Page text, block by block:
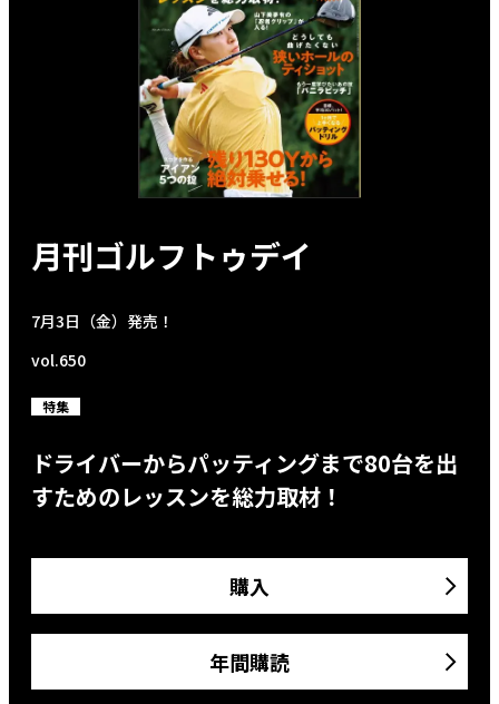
月刊ゴルフトゥデイ
7月3日（金）発売！
vol.650
特集
ドライバーからパッティングまで80台を出
すためのレッスンを総力取材！
購入
年間購読